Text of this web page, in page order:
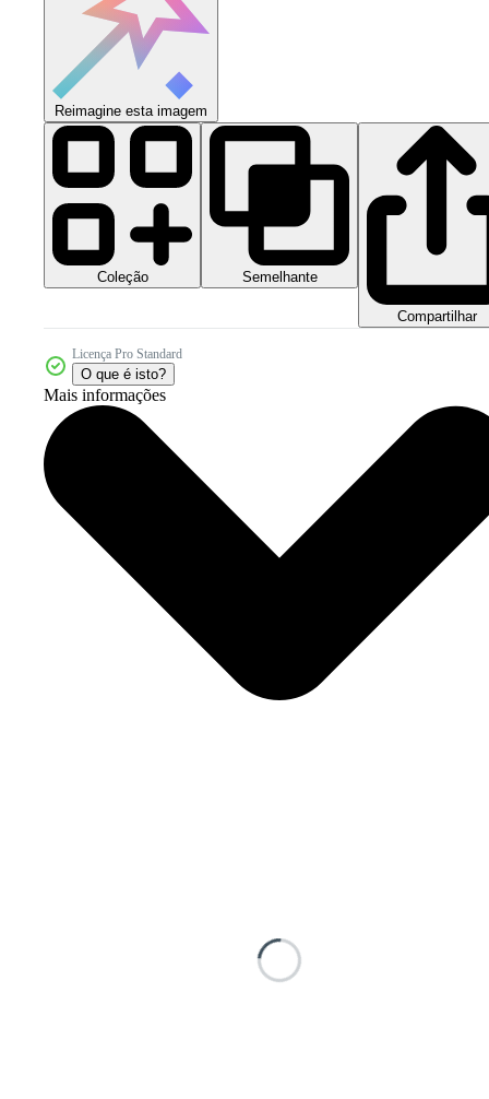
Reimagine esta imagem
Coleção Semelhante
Compartilhar
Licença Pro Standard
O que é isto?
Mais informações